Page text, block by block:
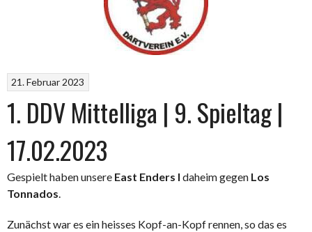
21. Februar 2023
1. DDV Mittelliga | 9. Spieltag |
17.02.2023
Gespielt haben unsere East Enders I daheim gegen Los
Tonnados.
Zunächst war es ein heisses Kopf-an-Kopf rennen, so das es